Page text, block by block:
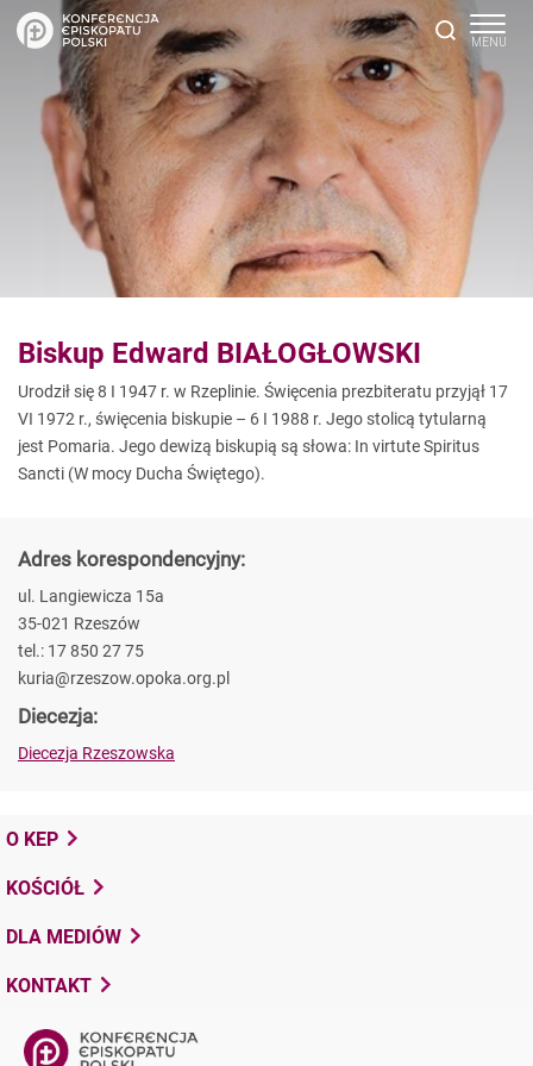
Biskup Edward BIAŁOGŁOWSKI
Urodził się 8 I 1947 r. w Rzeplinie. Święcenia prezbiteratu przyjął 17
VI 1972 r., święcenia biskupie – 6 I 1988 r. Jego stolicą tytularną
jest Pomaria. Jego dewizą biskupią są słowa: In virtute Spiritus
Sancti (W mocy Ducha Świętego).
Adres korespondencyjny:
ul. Langiewicza 15a
35-021 Rzeszów
tel.: 17 850 27 75
kuria@rzeszow.opoka.org.pl
Diecezja:
Diecezja Rzeszowska
O KEP
KOŚCIÓŁ
DLA MEDIÓW
KONTAKT